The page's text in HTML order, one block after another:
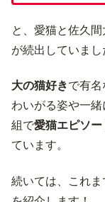
と、愛猫と佐久
が続出していまし
大の猫好きで有
わいがる姿や一
組で愛猫エピソー
ています。
続いては、これま